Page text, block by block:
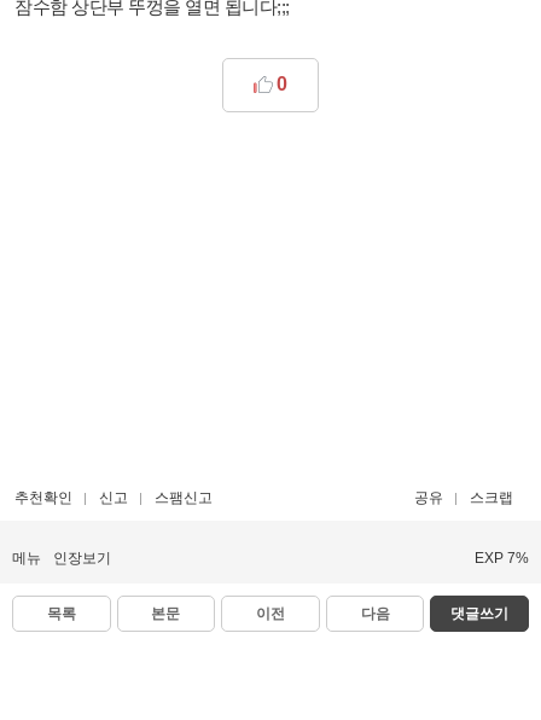
잠수함 상단부 뚜껑을 열면 됩니다;;;
0
추천확인 신고 스팸신고 공유 스크랩
메뉴 인장보기 EXP 7%
목록 본문 이전 다음 댓글쓰기